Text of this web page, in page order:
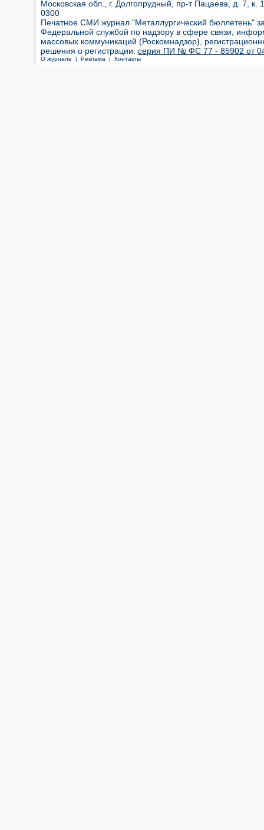
Московская обл., г. Долгопрудный, пр-т Пацаева, д. 7,
0300
Печатное СМИ журнал "Металлургический бюллетень"
Федеральной службой по надзору в сфере связи,
массовых коммуникаций (Роскомнадзор),
решения о регистрации: серия ПИ № ФС 77 - 85902 от 04
О журнале | Реклама | Контакты